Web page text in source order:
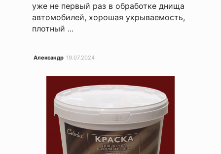
уже не первый раз в обработке днища
автомобилей, хорошая укрываемость,
плотный ...
Александр 19.07.2024